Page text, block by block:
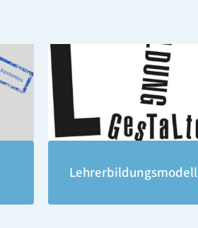
Lehrerbildungsmodell